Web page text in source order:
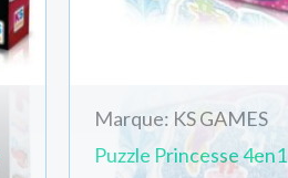
Marque: KS GAMES
Puzzle Princesse 4en1